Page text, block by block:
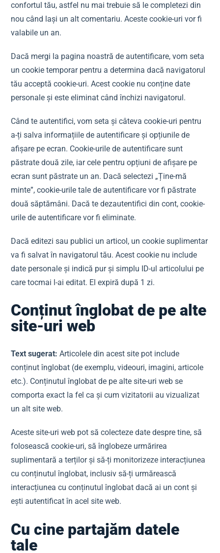
confortul tău, astfel nu mai trebuie să le completezi din
nou când lași un alt comentariu. Aceste cookie-uri vor fi
valabile un an.
Dacă mergi la pagina noastră de autentificare, vom seta
un cookie temporar pentru a determina dacă navigatorul
tău acceptă cookie-uri. Acest cookie nu conține date
personale și este eliminat când închizi navigatorul.
Când te autentifici, vom seta și câteva cookie-uri pentru
a-ți salva informațiile de autentificare și opțiunile de
afișare pe ecran. Cookie-urile de autentificare sunt
păstrate două zile, iar cele pentru opțiuni de afișare pe
ecran sunt păstrate un an. Dacă selectezi „Ține-mă
minte”, cookie-urile tale de autentificare vor fi păstrate
două săptămâni. Dacă te dezautentifici din cont, cookie-
urile de autentificare vor fi eliminate.
Dacă editezi sau publici un articol, un cookie suplimentar
va fi salvat în navigatorul tău. Acest cookie nu include
date personale și indică pur și simplu ID-ul articolului pe
care tocmai l-ai editat. El expiră după 1 zi.
Conținut înglobat de pe alte
site-uri web
Text sugerat:Articolele din acest site pot include
conținut înglobat (de exemplu, videouri, imagini, articole
etc.). Conținutul înglobat de pe alte site-uri web se
comporta exact la fel ca și cum vizitatorii au vizualizat
un alt site web.
Aceste site-uri web pot să colecteze date despre tine, să
folosească cookie-uri, să înglobeze urmărirea
suplimentară a terților și să-ți monitorizeze interacțiunea
cu conținutul înglobat, inclusiv să-ți urmărească
interacțiunea cu conținutul înglobat dacă ai un cont și
ești autentificat în acel site web.
Cu cine partajăm datele
tale